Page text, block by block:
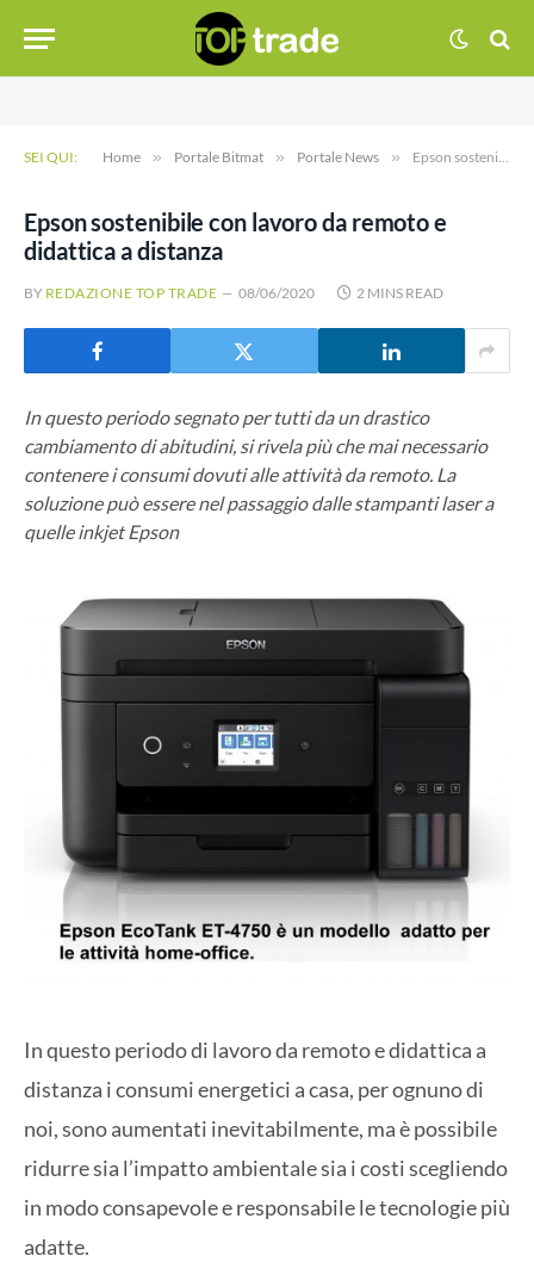
SEI QUI: Home » Portale Bitmat » Portale News » Epson sostenibile con lavoro da remoto e didattica a distanza
Epson sostenibile con lavoro da remoto e
didattica a distanza
BY REDAZIONE TOP TRADE 08/06/2020 2 MINS READ
In questo periodo segnato per tutti da un drastico
cambiamento di abitudini, si rivela più che mai necessario
contenere i consumi dovuti alle attività da remoto. La
soluzione può essere nel passaggio dalle stampanti laser a
quelle inkjet Epson
In questo periodo di lavoro da remoto e didattica a
distanza i consumi energetici a casa, per ognuno di
noi, sono aumentati inevitabilmente, ma è possibile
ridurre sia l’impatto ambientale sia i costi scegliendo
in modo consapevole e responsabile le tecnologie più
adatte.